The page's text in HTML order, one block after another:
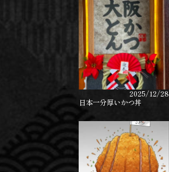
2025/12/28
日本一分厚いかつ丼